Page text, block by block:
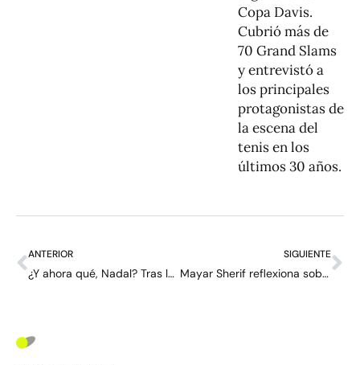
Copa Davis.
Cubrió más de
70 Grand Slams
y entrevistó a
los principales
protagonistas de
la escena del
tenis en los
últimos 30 años.
ANTERIOR
¿Y ahora qué, Nadal? Tras la despedida fallida, el ex tenista piensa su 2025
SIGUIENTE
Mayar Sherif reflexiona sobre la guerra en Medio Oriente: “El mundo valora más el dinero y el poder que la humanidad”